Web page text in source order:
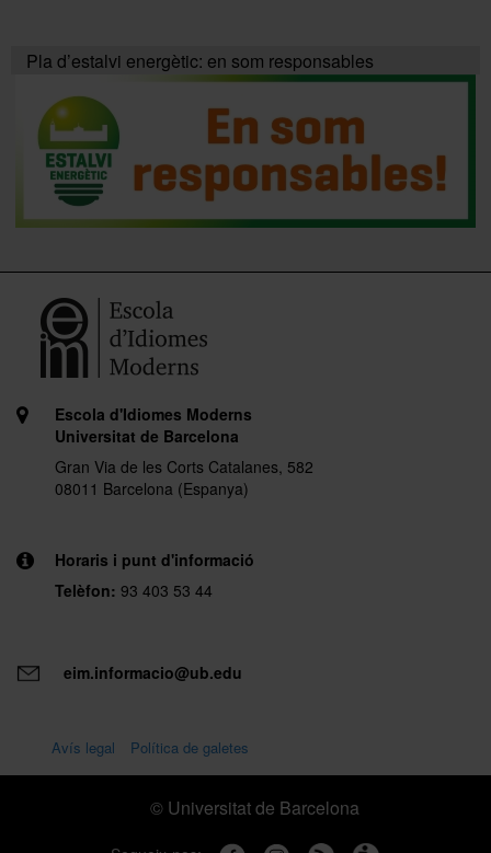
Pla d’estalvi energètic: en som responsables
Escola d'Idiomes Moderns
Universitat de Barcelona
Gran Via de les Corts Catalanes, 582
08011 Barcelona (Espanya)
Horaris i punt d'informació
Telèfon: 93 403 53 44
eim.informacio@ub.edu
Avís legal Política de galetes
© Universitat de Barcelona